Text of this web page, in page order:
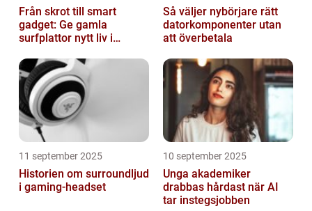
Från skrot till smart
gadget: Ge gamla
surfplattor nytt liv i
Så väljer nybörjare rätt
datorkomponenter utan
att överbetala
11 september 2025
Historien om surroundljud
i gaming-headset
10 september 2025
Unga akademiker
drabbas hårdast när AI
tar instegsjobben